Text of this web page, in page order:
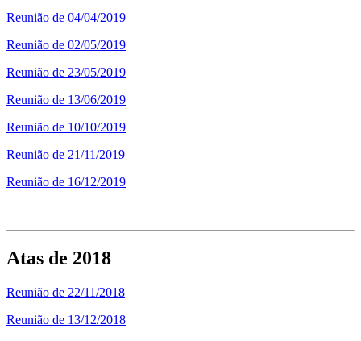
Reunião de 04/04/2019
Reunião de 02/05/2019
Reunião de 23/05/2019
Reunião de 13/06/2019
Reunião de 10/10/2019
Reunião de 21/11/2019
Reunião de 16/12/2019
Atas de 2018
Reunião de 22/11/2018
Reunião de 13/12/2018